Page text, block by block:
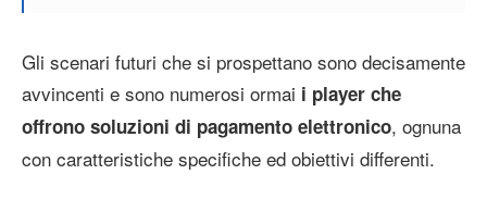
Gli scenari futuri che si prospettano sono decisamente
avvincenti e sono numerosi ormai i player che
offrono soluzioni di pagamento elettronico, ognuna
con caratteristiche specifiche ed obiettivi differenti.